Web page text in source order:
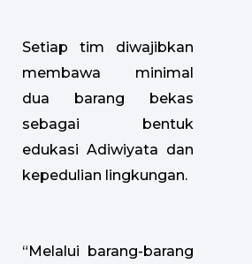
Setiap tim diwajibkan
membawa minimal
dua barang bekas
sebagai bentuk
edukasi Adiwiyata dan
kepedulian lingkungan.
“Melalui barang-barang